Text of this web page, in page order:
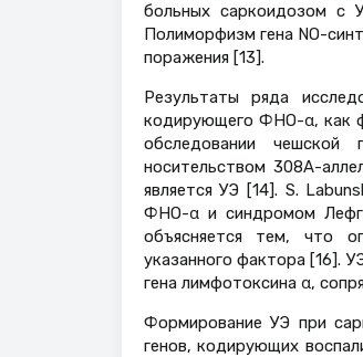
больных саркоидозом с
Полиморфизм гена NO-
поражения [13].
Результаты ряда
кодирующего ФНО-α, как
обследовании чешской
носительством 308A-
является УЭ [14]. S.
ФНО-α и синдромом
объясняется тем, что
указанного фактора [16].
гена лимфотоксина α,
Формирование УЭ при
генов, кодирующих